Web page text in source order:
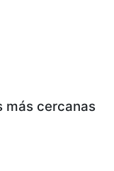
más cercanas